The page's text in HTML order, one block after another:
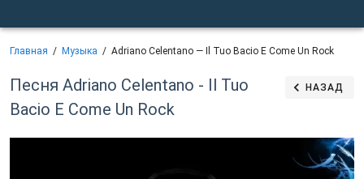
Главная Музыка Adriano Celentano — Il Tuo Bacio E Come Un Rock
Песня Adriano Celentano - Il Tuo
Bacio E Come Un Rock
НАЗАД